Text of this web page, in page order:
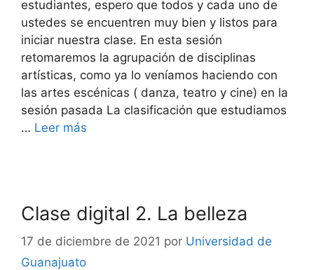
estudiantes, espero que todos y cada uno de
ustedes se encuentren muy bien y listos para
iniciar nuestra clase. En esta sesión
retomaremos la agrupación de disciplinas
artísticas, como ya lo veníamos haciendo con
las artes escénicas ( danza, teatro y cine) en la
sesión pasada La clasificación que estudiamos
… Leer más
Clase digital 2. La belleza
17 de diciembre de 2021 por Universidad de
Guanajuato